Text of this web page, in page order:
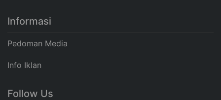
Informasi
Pedoman Media
Info Iklan
Follow Us